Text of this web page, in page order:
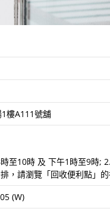
樓A111號舖
至10時 及 下午1時至9時;
，請瀏覽「回收便利點」
(W)